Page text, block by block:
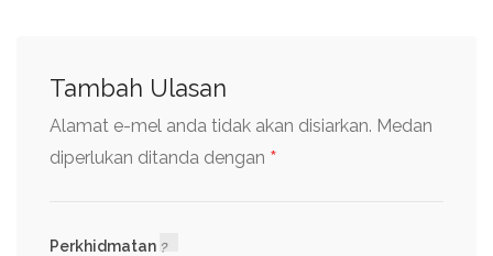
Tambah Ulasan
Alamat e-mel anda tidak akan disiarkan. Medan
diperlukan ditanda dengan *
Perkhidmatan